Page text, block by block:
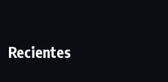
Recientes